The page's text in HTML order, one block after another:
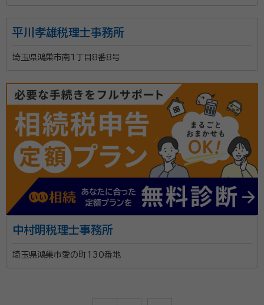
平川孝雄税理士事務所
埼玉県鴻巣市南1丁目8番8号
中村明税理士事務所
埼玉県鴻巣市愛の町130番地